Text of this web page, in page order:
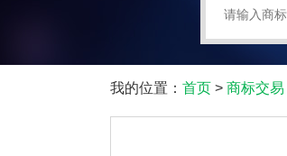
我的位置： 首页 > 商标交易